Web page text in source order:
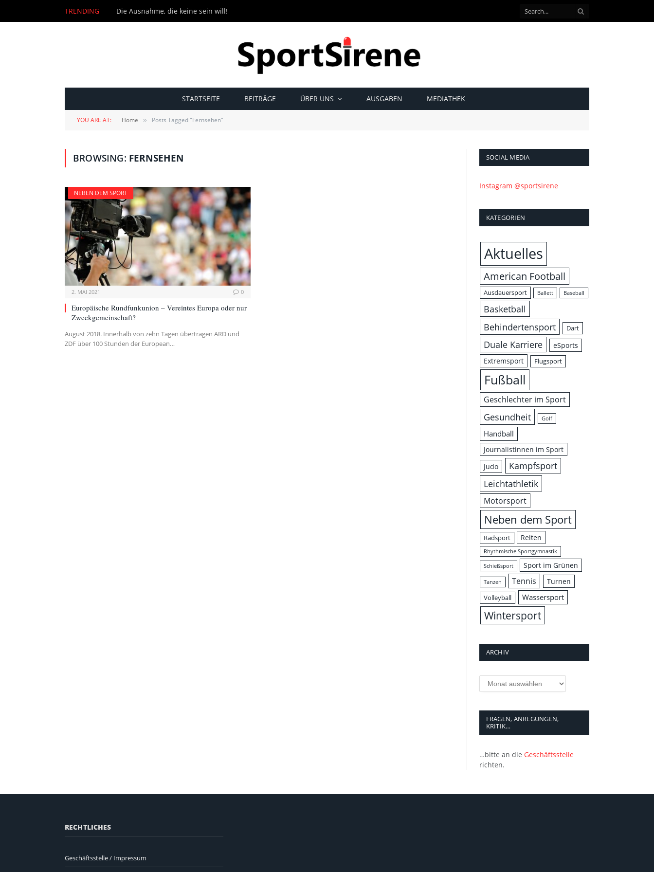
TRENDING Die Ausnahme, die keine sein will!
STARTSEITE BEITRÄGE ÜBER UNS AUSGABEN MEDIATHEK
YOU ARE AT: Home » Posts Tagged "Fernsehen"
BROWSING: FERNSEHEN
NEBEN DEM SPORT
2. MAI 2021 0
Europäische Rundfunkunion – Vereintes Europa oder nur
Zweckgemeinschaft?
August 2018. Innerhalb von zehn Tagen übertragen ARD und
ZDF über 100 Stunden der European…
SOCIAL MEDIA
Instagram @sportsirene
KATEGORIEN
Aktuelles
American Football
Ausdauersport Ballett Baseball
Basketball
Behindertensport
Dart
Duale Karriere
eSports
Extremsport
Flugsport
Fußball
Geschlechter im Sport
Gesundheit Golf
Handball
Journalistinnen im Sport
Judo
Kampfsport
Leichtathletik
Motorsport
Neben dem Sport
Radsport Reiten
Rhythmische Sportgymnastik
Schießsport Sport im Grünen
Tanzen Tennis Turnen
Volleyball Wassersport
Wintersport
ARCHIV
Archiv
FRAGEN, ANREGUNGEN,
KRITIK…
…bitte an die Geschäftsstelle
richten.
RECHTLICHES
Geschäftsstelle / Impressum